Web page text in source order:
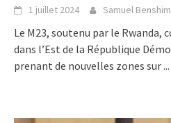
1 juillet 2024 Samuel
Le M23, soutenu par le Rwanda,
dans l’Est de la République
prenant de nouvelles zones sur...